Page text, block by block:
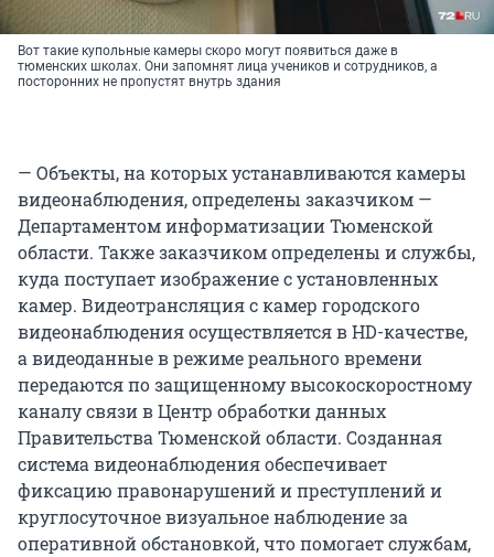
Вот такие купольные камеры скоро могут появиться даже в
тюменских школах. Они запомнят лица учеников и сотрудников, а
посторонних не пропустят внутрь здания
— Объекты, на которых устанавливаются камеры
видеонаблюдения, определены заказчиком —
Департаментом информатизации Тюменской
области. Также заказчиком определены и службы,
куда поступает изображение с установленных
камер. Видеотрансляция с камер городского
видеонаблюдения осуществляется в HD-качестве,
а видеоданные в режиме реального времени
передаются по защищенному высокоскоростному
каналу связи в Центр обработки данных
Правительства Тюменской области. Созданная
система видеонаблюдения обеспечивает
фиксацию правонарушений и преступлений и
круглосуточное визуальное наблюдение за
оперативной обстановкой, что помогает службам,